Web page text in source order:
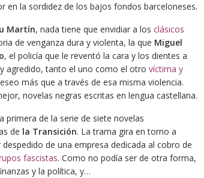
en la sordidez de los bajos fondos barceloneses.
Martín, nada tiene que envidiar a los clásicos
de venganza dura y violenta, la que Miguel
, el policía que le reventó la cara y los dientes a
agredido, tanto el uno como el otro víctima y
más que a través de esa misma violencia.
novelas negras escritas en lengua castellana.
primera de la serie de siete novelas
de la Transición. La trama gira en torno a
de una empresa dedicada al cobro de
fascistas. Como no podía ser de otra forma,
y la política, y…